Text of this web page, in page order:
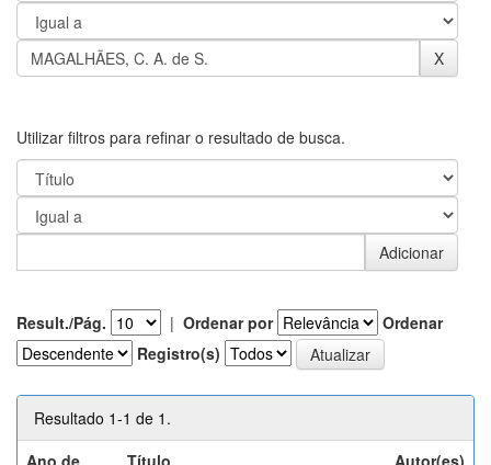
Utilizar filtros para refinar o resultado de busca.
Result./Pág. | Ordenar por
Ordenar
Registro(s)
Resultado 1-1 de 1.
Ano de
Título Autor(es)